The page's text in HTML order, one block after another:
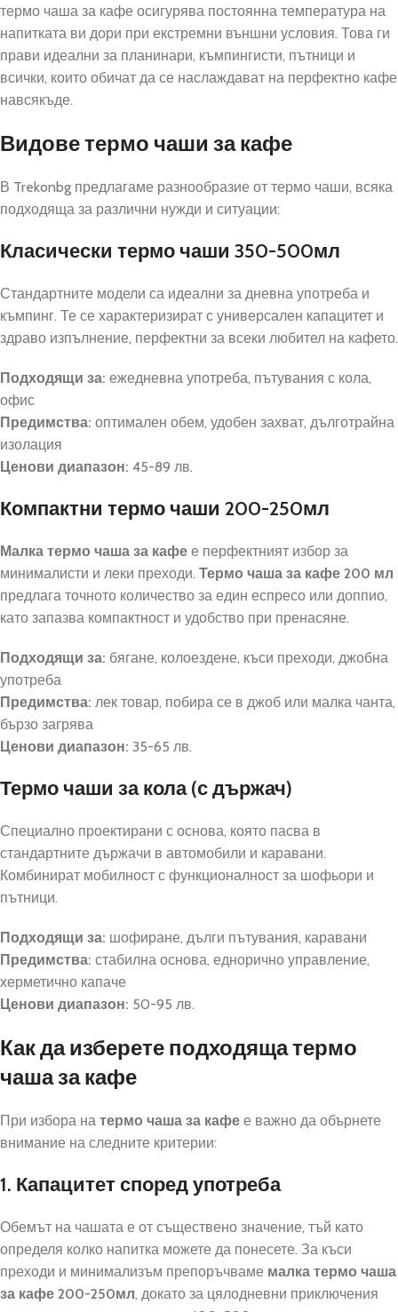
термо чаша за кафе осигурява постоянна температура на
напитката ви дори при екстремни външни условия. Това ги
прави идеални за планинари, къмпингисти, пътници и
всички, които обичат да се наслаждават на перфектно кафе
навсякъде.
Видове термо чаши за кафе
В Trekonbg предлагаме разнообразие от термо чаши, всяка
подходяща за различни нужди и ситуации:
Класически термо чаши 350-500мл
Стандартните модели са идеални за дневна употреба и
къмпинг. Те се характеризират с универсален капацитет и
здраво изпълнение, перфектни за всеки любител на кафето.
Подходящи за: ежедневна употреба, пътувания с кола,
офис
Предимства: оптимален обем, удобен захват, дълготрайна
изолация
Ценови диапазон: 45-89 лв.
Компактни термо чаши 200-250мл
Малка термо чаша за кафе е перфектният избор за
минималисти и леки преходи. Термо чаша за кафе 200 мл
предлага точното количество за един еспресо или доппио,
като запазва компактност и удобство при пренасяне.
Подходящи за: бягане, колоездене, къси преходи, джобна
употреба
Предимства: лек товар, побира се в джоб или малка чанта,
бързо загрява
Ценови диапазон: 35-65 лв.
Термо чаши за кола (с държач)
Специално проектирани с основа, която пасва в
стандартните държачи в автомобили и каравани.
Комбинират мобилност с функционалност за шофьори и
пътници.
Подходящи за: шофиране, дълги пътувания, каравани
Предимства: стабилна основа, еднорично управление,
херметично капаче
Ценови диапазон: 50-95 лв.
Как да изберете подходяща термо
чаша за кафе
При избора на термо чаша за кафе е важно да обърнете
внимание на следните критерии:
1. Капацитет според употреба
Обемът на чашата е от съществено значение, тъй като
определя колко напитка можете да понесете. За къси
преходи и минимализъм препоръчваме малка термо чаша
за кафе 200-250мл, докато за цялодневни приключения